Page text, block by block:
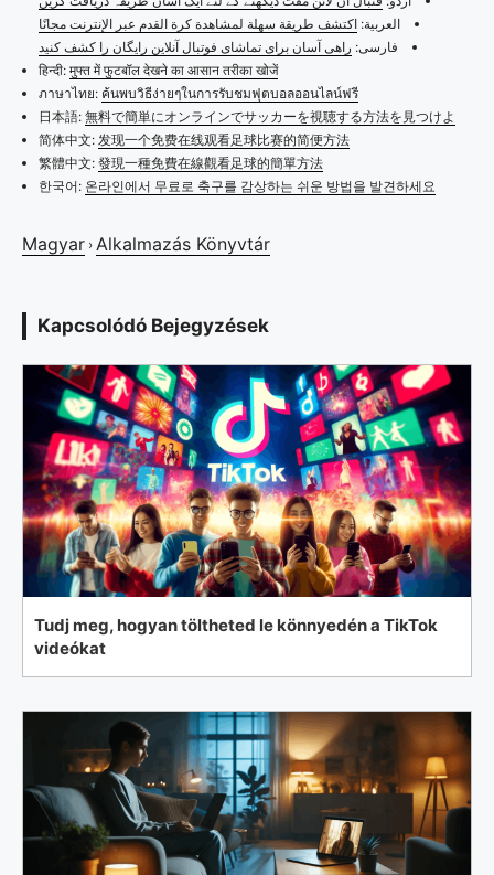
العربية: اكتشف طريقة سهلة لمشاهدة كرة القدم عبر الإنترنت مجانًا
فارسی: راهی آسان برای تماشای فوتبال آنلاین رایگان را کشف کنید
हिन्दी: मुफ्त में फुटबॉल देखने का आसान तरीका खोजें
ภาษาไทย: ค้นพบวิธีง่ายๆในการรับชมฟุตบอลออนไลน์ฟรี
日本語: 無料で簡単にオンラインでサッカーを視聴する方法を見つけよ
简体中文: 发现一个免费在线观看足球比赛的简便方法
繁體中文: 發現一種免費在線觀看足球的簡單方法
한국어: 온라인에서 무료로 축구를 감상하는 쉬운 방법을 발견하세요
Magyar › Alkalmazás Könyvtár
Kapcsolódó Bejegyzések
Tudj meg, hogyan töltheted le könnyedén a TikTok
videókat